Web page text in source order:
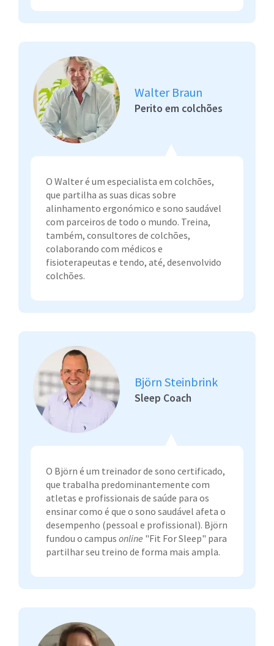
O Walter é um especialista em colchões,
que partilha as suas dicas sobre
alinhamento ergonómico e sono saudável
com parceiros de todo o mundo. Treina,
também, consultores de colchões,
colaborando com médicos e
fisioterapeutas e tendo, até, desenvolvido
colchões.
Walter Braun
Perito em colchões
O Björn é um treinador de sono certificado,
que trabalha predominantemente com
atletas e profissionais de saúde para os
ensinar como é que o sono saudável afeta o
desempenho (pessoal e profissional). Björn
fundou o campus online "Fit For Sleep" para
partilhar seu treino de forma mais ampla.
Björn Steinbrink
Sleep Coach